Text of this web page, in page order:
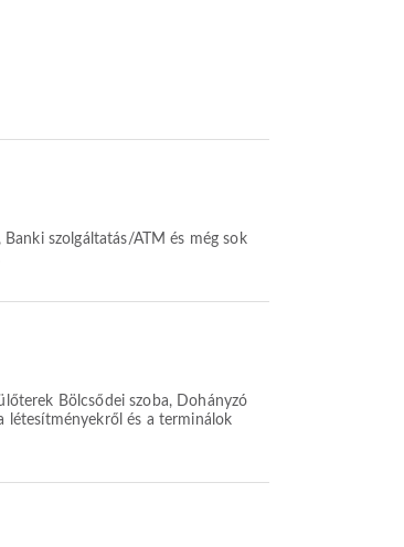
szolgáltatás/ATM és még sok
Bölcsődei szoba, Dohányzó
létesítményekről és a terminálok